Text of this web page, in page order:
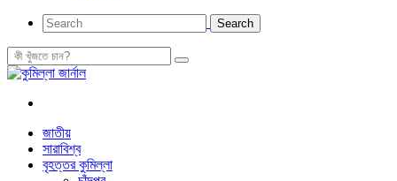
জাতীয়
সারাবিশ্ব
বৃহত্তর কুমিল্লা